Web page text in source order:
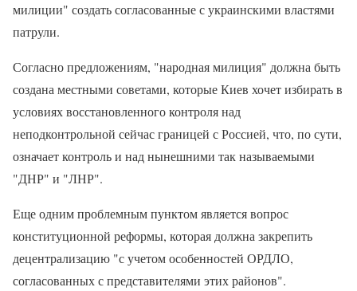
милиции" создать согласованные с украинскими властями
патрули.
Согласно предложениям, "народная милиция" должна быть
создана местными советами, которые Киев хочет избирать в
условиях восстановленного контроля над
неподконтрольной сейчас границей с Россией, что, по сути,
означает контроль и над нынешними так называемыми
"ДНР" и "ЛНР".
Еще одним проблемным пунктом является вопрос
конституционной реформы, которая должна закрепить
децентрализацию "с учетом особенностей ОРДЛО,
согласованных с представителями этих районов".